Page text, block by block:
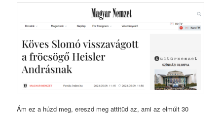
Ám ez a húzd meg, ereszd meg attitüd az, ami az elmúlt 30